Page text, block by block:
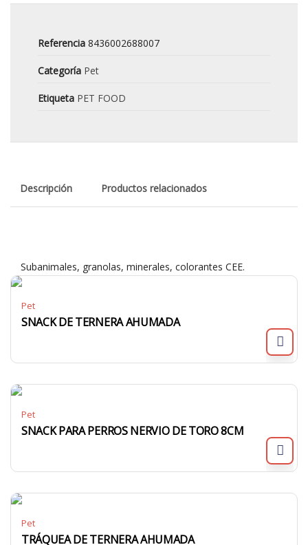
Referencia 8436002688007
Categoría Pet
Etiqueta PET FOOD
Descripción Productos relacionados
Subanimales, granolas, minerales, colorantes CEE.
Pet
SNACK DE TERNERA AHUMADA
Pet
SNACK PARA PERROS NERVIO DE TORO 8CM
Pet
TRÁQUEA DE TERNERA AHUMADA